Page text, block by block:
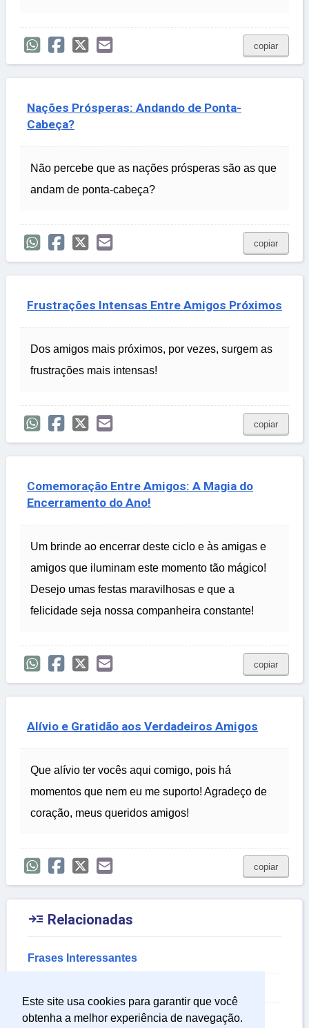
Este site usa cookies para garantir que você
obtenha a melhor experiência de navegação.
copiar
Nações Prósperas: Andando de Ponta-
Cabeça?
Não percebe que as nações prósperas são as que
andam de ponta-cabeça?
copiar
Frustrações Intensas Entre Amigos Próximos
Dos amigos mais próximos, por vezes, surgem as
frustrações mais intensas!
copiar
Comemoração Entre Amigos: A Magia do
Encerramento do Ano!
Um brinde ao encerrar deste ciclo e às amigas e
amigos que iluminam este momento tão mágico!
Desejo umas festas maravilhosas e que a
felicidade seja nossa companheira constante!
copiar
Alívio e Gratidão aos Verdadeiros Amigos
Que alívio ter vocês aqui comigo, pois há
momentos que nem eu me suporto! Agradeço de
coração, meus queridos amigos!
copiar
 Relacionadas
Frases Interessantes
Frases de Amigos